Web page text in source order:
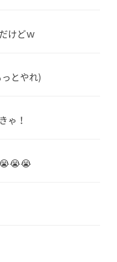
けどｗ
とやれ)
ゃ！
😭😭😭